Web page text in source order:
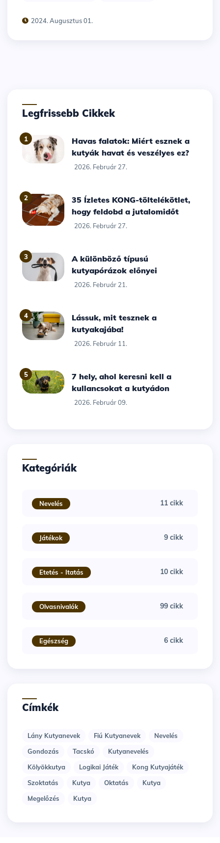
2024. Augusztus 01.
Legfrissebb Cikkek
1
Havas falatok: Miért esznek a
kutyák havat és veszélyes ez?
2026. Február 27.
2
35 Ízletes KONG-töltelékötlet,
hogy feldobd a jutalomidőt
2026. Február 27.
3
A különböző típusú
kutyapórázok előnyei
2026. Február 21.
4
Lássuk, mit tesznek a
kutyakajába!
2026. Február 11.
5
7 hely, ahol keresni kell a
kullancsokat a kutyádon
2026. Február 09.
Kategóriák
Nevelés 11 cikk
Játékok 9 cikk
Etetés - Itatás 10 cikk
Olvasnivalók 99 cikk
Egészség 6 cikk
Címkék
Lány Kutyanevek Fiú Kutyanevek
Nevelés
Gondozás
Tacskó
Kutyanevelés
Kölyökkutya
Logikai Játék
Kong Kutyajáték
Szoktatás
Kutya Oktatás
Kutya
Megelőzés
Kutya